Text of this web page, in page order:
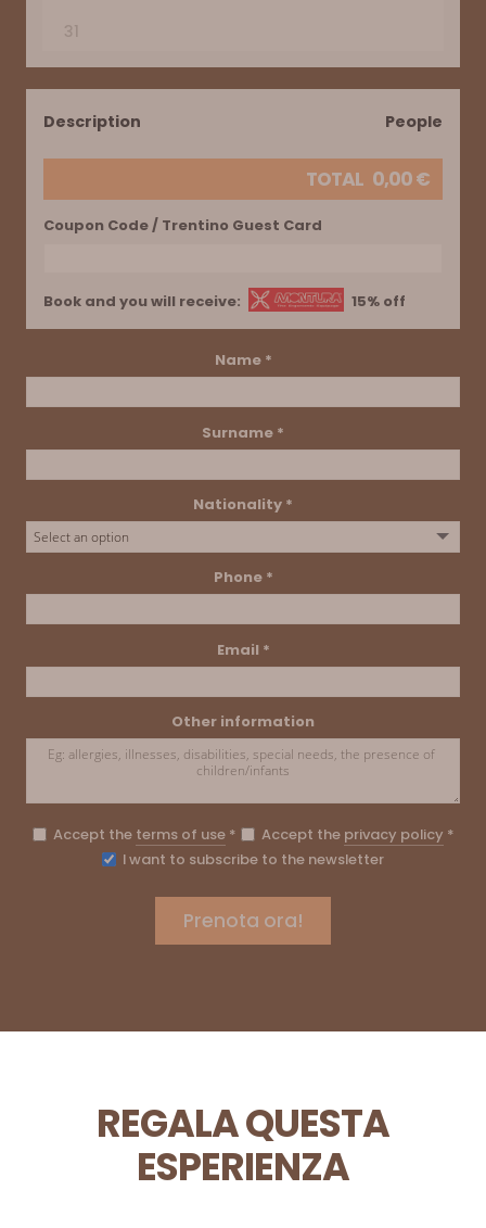
31
Description People
TOTAL 0,00€
Coupon Code / Trentino Guest Card
Book and you will receive: 15% off
Name *
Surname *
Nationality *
Phone *
Email *
Other information
Accept the terms of use* Accept the privacy policy *
I want to subscribe to the newsletter
REGALA QUESTA
ESPERIENZA